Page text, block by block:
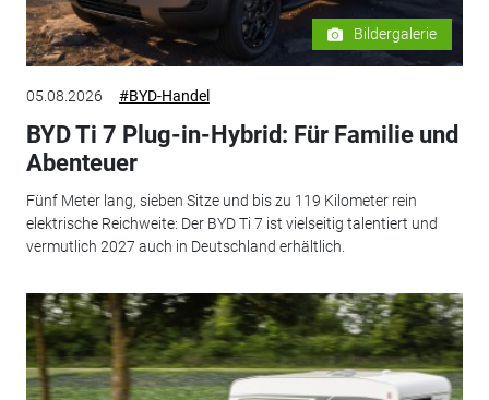
Bildergalerie
05.08.2026 #BYD-Handel
BYD Ti 7 Plug-in-Hybrid: Für Familie und
Abenteuer
Fünf Meter lang, sieben Sitze und bis zu 119 Kilometer rein
elektrische Reichweite: Der BYD Ti 7 ist vielseitig talentiert und
vermutlich 2027 auch in Deutschland erhältlich.